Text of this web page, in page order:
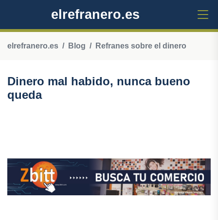
elrefranero.es
elrefranero.es Blog Refranes sobre el dinero
Dinero mal habido, nunca bueno
queda